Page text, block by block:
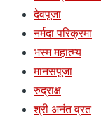
देवपूजा
नर्मदा परिक्रमा
भस्म महात्म्य
मानसपूजा
रुद्राक्ष
श्री अनंत व्रत